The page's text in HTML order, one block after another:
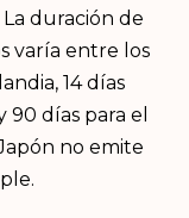
duración de
varía entre los
14 días
90 días para el
no emite